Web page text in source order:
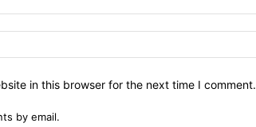
in this browser for the next time I comment.
by email.